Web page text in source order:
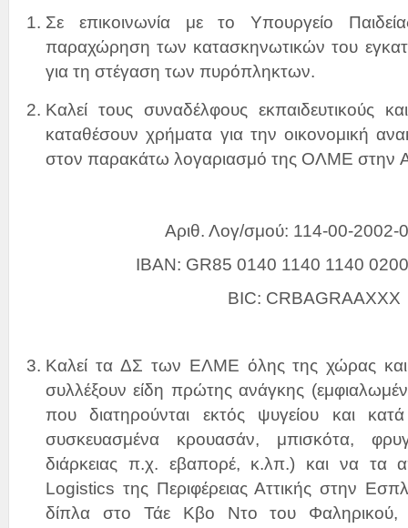
Σε επικοινωνία με το Υπουργείο
παραχώρηση των κατασκηνωτικών του
για τη στέγαση των πυρόπληκτων.
Καλεί τους συναδέλφους
καταθέσουν χρήματα για την οικονομική
στον παρακάτω λογαριασμό της ΟΛΜΕ στην
Αριθ. Λογ/σμού: 114-00-2002-
IBAN: GR85 0140 1140 1140
BIC: CRBAGRAAXXX
Καλεί τα ΔΣ των ΕΛΜΕ όλης της χώρας και
συλλέξουν είδη πρώτης ανάγκης
που διατηρούνται εκτός ψυγείου και
συσκευασμένα κρουασάν, μπισκότα,
διάρκειας π.χ. εβαπορέ, κ.λπ.) και να τα
Logistics της Περιφέρειας Αττικής στην
δίπλα στο Τάε Κβο Ντο του Φαληρικού,